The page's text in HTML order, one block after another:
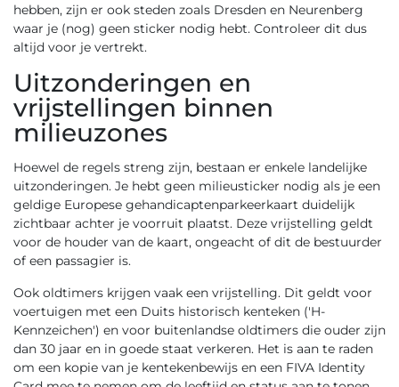
hebben, zijn er ook steden zoals Dresden en Neurenberg
waar je (nog) geen sticker nodig hebt. Controleer dit dus
altijd voor je vertrekt.
Uitzonderingen en
vrijstellingen binnen
milieuzones
Hoewel de regels streng zijn, bestaan er enkele landelijke
uitzonderingen. Je hebt geen milieusticker nodig als je een
geldige Europese gehandicaptenparkeerkaart duidelijk
zichtbaar achter je voorruit plaatst. Deze vrijstelling geldt
voor de houder van de kaart, ongeacht of dit de bestuurder
of een passagier is.
Ook oldtimers krijgen vaak een vrijstelling. Dit geldt voor
voertuigen met een Duits historisch kenteken ('H-
Kennzeichen') en voor buitenlandse oldtimers die ouder zijn
dan 30 jaar en in goede staat verkeren. Het is aan te raden
om een kopie van je kentekenbewijs en een FIVA Identity